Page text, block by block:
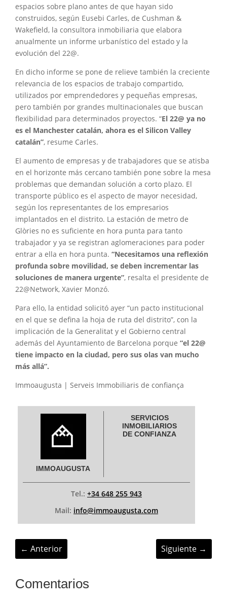
espacios sobre plano antes de que hayan sido
construidos, según Eusebi Carles, de Cushman &
Wakefield, la consultora inmobiliaria que elabora
anualmente un informe urbanístico del estado y la
evolución del 22@.
En dicho informe se pone de relieve también la creciente
relevancia de los espacios de trabajo compartido,
utilizados por emprendedores y pequeñas empresas,
pero también por grandes multinacionales que buscan
flexibilidad para determinados proyectos. “El 22@ ya no
es el Manchester catalán, ahora es el Silicon Valley
catalán”, resume Carles.
El aumento de empresas y de trabajadores que se atisba
en el horizonte más cercano también pone sobre la mesa
problemas que demandan solución a corto plazo. El
transporte público es el aspecto de mayor necesidad,
según los representantes de los empresarios
implantados en el distrito. La estación de metro de
Glòries no es suficiente en hora punta para tanto
trabajador y ya se registran aglomeraciones para poder
entrar a ella en hora punta. “Necesitamos una reflexión
profunda sobre movilidad, se deben incrementar las
soluciones de manera urgente”, resalta el presidente de
22@Network, Xavier Monzó.
Para ello, la entidad solicitó ayer “un pacto institucional
en el que se defina la hoja de ruta del distrito”, con la
implicación de la Generalitat y el Gobierno central
además del Ayuntamiento de Barcelona porque “el 22@
tiene impacto en la ciudad, pero sus olas van mucho
más allá”.
Immoaugusta | Serveis Immobiliaris de confiança
IMMOAUGUSTA
SERVICIOS
INMOBILIARIOS
DE CONFIANZA
Tel.: +34 648 255 943
Mail: info@immoaugusta.com
← Anterior Siguiente →
Comentarios